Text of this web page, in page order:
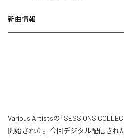
新曲情報
Various Artistsの「SESSIONS
開始された。今回デジタル配信された